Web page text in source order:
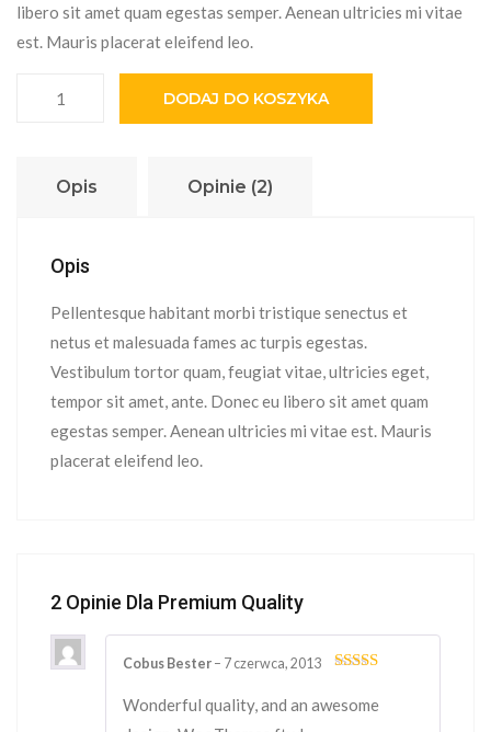
libero sit amet quam egestas semper. Aenean ultricies mi vitae
est. Mauris placerat eleifend leo.
DODAJ DO KOSZYKA
Opis Opinie (2)
Opis
Pellentesque habitant morbi tristique senectus et
netus et malesuada fames ac turpis egestas.
Vestibulum tortor quam, feugiat vitae, ultricies eget,
tempor sit amet, ante. Donec eu libero sit amet quam
egestas semper. Aenean ultricies mi vitae est. Mauris
placerat eleifend leo.
2 Opinie Dla Premium Quality
4na 5
Cobus Bester – 7 czerwca, 2013
Wonderful quality, and an awesome